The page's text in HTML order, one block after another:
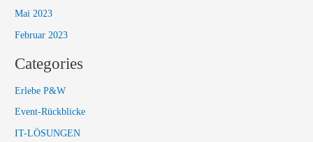
Mai 2023
Februar 2023
Categories
Erlebe P&W
Event-Rückblicke
IT-LÖSUNGEN